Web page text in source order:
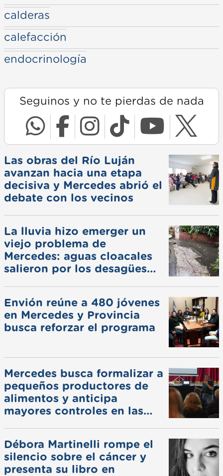
calderas
calefacción
endocrinología
Seguinos y no te pierdas de nada
Las obras del Río Luján
avanzan hacia una etapa
decisiva y Mercedes abrió el
debate con los vecinos
La lluvia hizo emerger un
viejo problema de
Mercedes: aguas cloacales
salieron por los desagües
Envión reúne a 480 jóvenes
en Mercedes y Provincia
busca reforzar el programa
Mercedes busca formalizar a
pequeños productores de
alimentos y anticipa
mayores controles en las
Débora Martinelli rompe el
silencio sobre el cáncer y
presenta su libro en